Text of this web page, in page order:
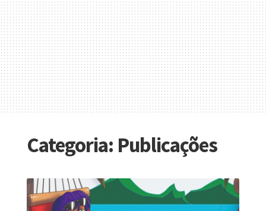
Categoria: Publicações